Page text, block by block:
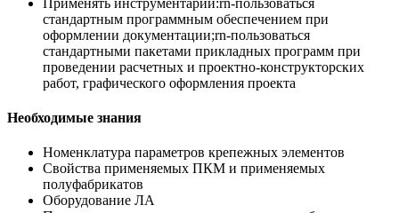
стандартным программным обеспечением при
оформлении документации;rn-пользоваться
стандартными пакетами прикладных программ при
проведении расчетных и проектно-конструкторских
работ, графического оформления проекта
Необходимые знания
Номенклатура параметров крепежных элементов
Свойства применяемых ПКМ и применяемых
полуфабрикатов
Оборудование ЛА